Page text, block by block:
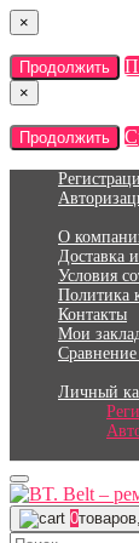
×
Продолжить
×
Продолжить
О
Доставка
Условия
Политика
Контакты
Мои
Сравнение
Личный
0